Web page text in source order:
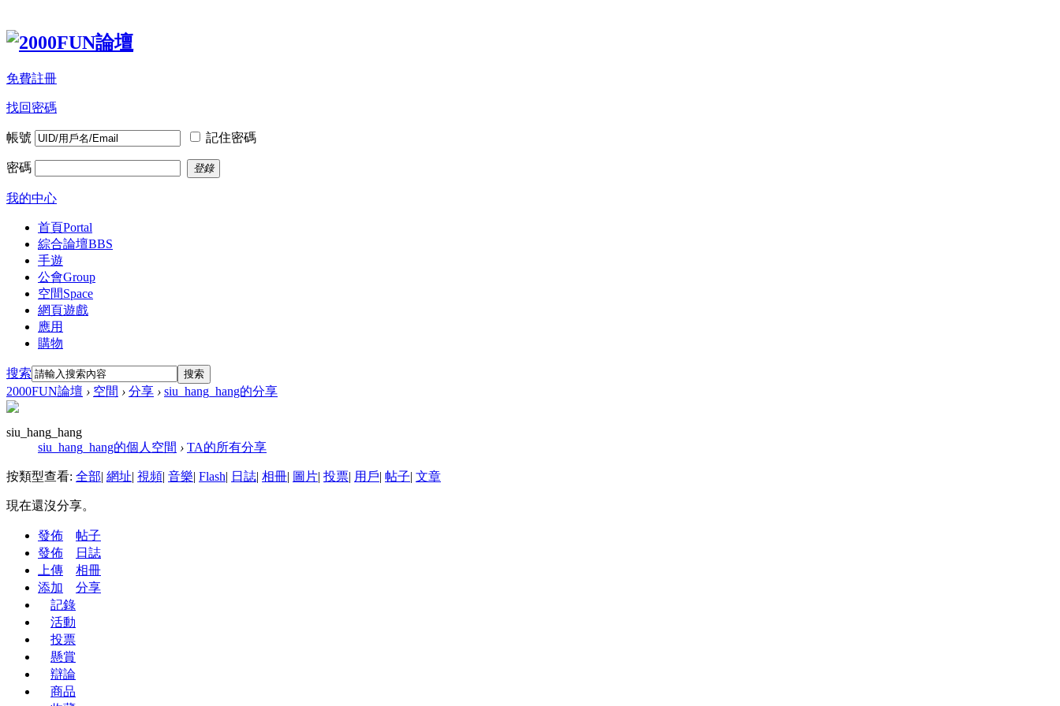
免費註冊
找回密碼
帳號 記住密碼
密碼 登錄
我的中心
首頁Portal
綜合論壇BBS
手遊
公會Group
空間Space
網頁遊戲
應用
購物
搜索 搜索
2000FUN論壇 › 空間 › 分享 › siu_hang_hang的分享
siu_hang_hang
siu_hang_hang的個人空間 › TA的所有分享
按類型查看: 全部| 網址| 視頻| 音樂| Flash| 日誌| 相冊| 圖片| 投票| 用戶| 帖子| 文章
現在還沒分享。
發佈
帖子
發佈
日誌
上傳
相冊
添加
分享
記錄
活動
投票
懸賞
辯論
商品